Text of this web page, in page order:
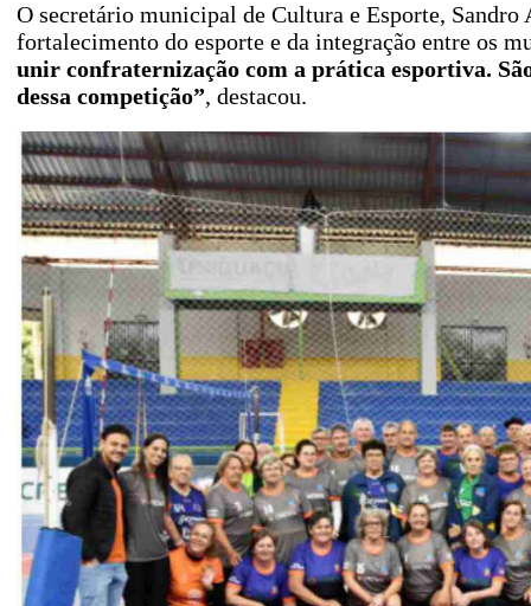
O secretário municipal de Cultura e Esporte,
fortalecimento do esporte e da integração entre os
unir confraternização com a prática esportiva.
dessa competição”, destacou.